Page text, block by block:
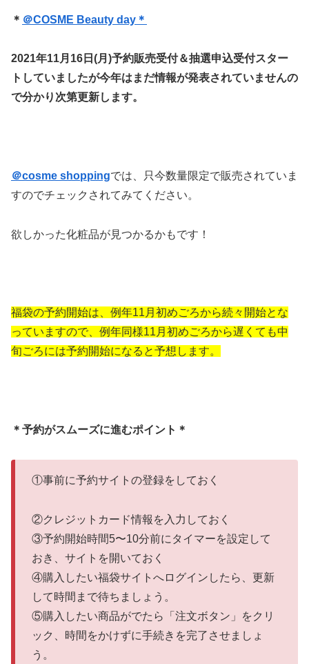
＊ ＠COSME Beauty day＊
2021年11月16日(月)予約販売受付＆抽選申込受付スター
トしていましたが今年はまだ情報が発表されていませんの
で分かり次第更新します。
＠cosme shoppingでは、只今数量限定で販売されていま
すのでチェックされてみてください。
欲しかった化粧品が見つかるかもです！
福袋の予約開始は、例年11月初めごろから続々開始とな
っていますので、例年同様11月初めごろから遅くても中
旬ごろには予約開始になると予想します。
＊予約がスムーズに進むポイント＊
①事前に予約サイトの登録をしておく
②クレジットカード情報を入力しておく
③予約開始時間5〜10分前にタイマーを設定して
おき、サイトを開いておく
④購入したい福袋サイトへログインしたら、更新
して時間まで待ちましょう。
⑤購入したい商品がでたら「注文ボタン」をクリ
ック、時間をかけずに手続きを完了させましょ
う。